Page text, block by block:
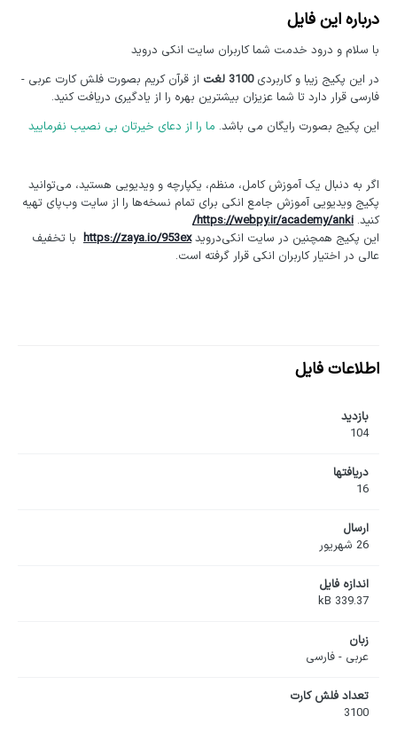
درباره این فایل
با سلام و درود خدمت شما کاربران سایت انکی دروید
در این پکیج زیبا و کاربردی3100 لغت
از قرآن کریم بصورت فلش کارت عربی -
فارسی قرار دارد تا شما عزیزان بیشترین بهره را از یادگیری دریافت کنید.
این پکیج بصورت رایگان می باشد. ما را از دعای خیرتان بی نصیب نفرمایید
اگر به دنبال یک آموزش کامل، منظم، یکپارچه و ویدیویی هستید، می‌توانید
پکیج ویدیویی آموزش جامع انکی برای تمام نسخه‌ها را از سایت وب‌پای تهیه
کنید. https://webpy.ir/academy/anki/
این پکیج همچنین در سایت انکی‌درویدhttps://zaya.io/953ex با تخفیف
عالی در اختیار کاربران انکی قرار گرفته است.
اطلاعات فایل
بازدید
104
دریافت‎ها
16
ارسال
26 شهریور
اندازه فایل
339.37 kB
زبان
عربی - فارسی
تعداد فلش کارت
3100